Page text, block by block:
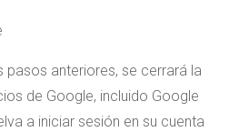
anteriores, se cerrará la
de Google, incluido Google
a iniciar sesión en su cuenta